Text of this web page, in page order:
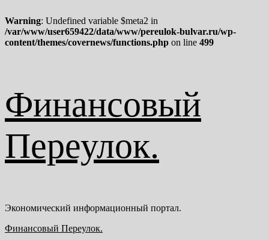
Warning: Undefined variable $meta2 in
/var/www/user659422/data/www/pereulok-bulvar.ru/wp-
content/themes/covernews/functions.php on line 499
к
содержимому
Финансовый
Переулок.
Экономический информационный портал.
Основное
Финансовый Переулок.